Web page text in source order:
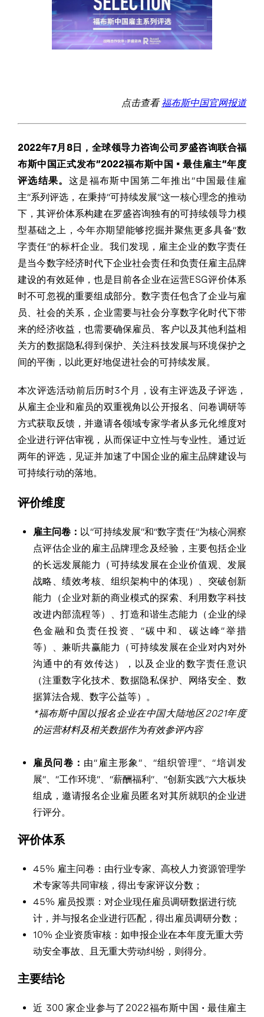
点击查看福布斯中国官网报道
2022年7月 8日， 全球领导力咨询公司罗盛咨询联合福
布斯中国正式发布“2022福布斯中国 • 最佳雇主”年度
评选结果。 这是福布斯中国第二年推出“中国最佳雇
主”系列评选，在秉持“可持续发展”这一核心理念的推动
下，其评价体系构建在罗盛咨询独有的可持续领导力模
型基础之上，今年亦期望能够挖掘并聚焦更多具备“数
字责任”的标杆企业。我们发现，雇主企业的数字责任
是当今数字经济时代下企业社会责任和负责任雇主品牌
建设的有效延伸，也是目前各企业在运营ESG评价体系
时不可忽视的重要组成部分。数字责任包含了企业与雇
员、社会的关系，企业需要与社会分享数字化时代下带
来的经济收益，也需要确保雇员、客户以及其他利益相
关方的数据隐私得到保护、关注科技发展与环境保护之
间的平衡，以此更好地促进社会的可持续发展。
本次评选活动前后历时3个月，设有主评选及子评选，
从雇主企业和雇员的双重视角以公开报名、问卷调研等
方式获取反馈，并邀请各领域专家学者从多元化维度对
企业进行评估审视，从而保证中立性与专业性。通过近
两年的评选，见证并加速了中国企业的雇主品牌建设与
可持续行动的落地。
评价维度
雇主问卷： 以“可持续发展”和“数字责任”为核心洞察
点评估企业的雇主品牌理念及经验，主要包括企业
的长远发展能力（可持续发展在企业价值观、发展
战略、绩效考核、组织架构中的体现）、突破创新
能力（企业对新的商业模式的探索、利用数字科技
改进内部流程等）、打造和谐生态能力（企业的绿
色金融和负责任投资、“碳中和、碳达峰”举措
等）、兼听共赢能力（可持续发展在企业对内对外
沟通中的有效传达），以及企业的数字责任意识
（注重数字化技术、数据隐私保护、网络安全、数
据算法合规、数字公益等）。
*福布斯中国以报名企业在中国大陆地区2021年度
的运营材料及相关数据作为有效参评内容
雇员问卷： 由“雇主形象”、“组织管理”、“培训发
展”、“工作环境”、“薪酬福利”、“创新实践”六大板块
组成，邀请报名企业雇员匿名对其所就职的企业进
行评分。
评价体系
45% 雇主问卷：由行业专家、高校人力资源管理学
术专家等共同审核，得出专家评议分数；
45% 雇员投票：对企业现任雇员调研数据进行统
计，并与报名企业进行匹配，得出雇员调研分数；
10% 企业资质审核：如申报企业在本年度无重大劳
动安全事故、且无重大劳动纠纷，则得分。
主要结论
近 300 家企业参与了2022福布斯中国 • 最佳雇主